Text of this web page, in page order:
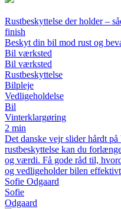
Rustbeskyttelse der holder –
finish
Beskyt din bil mod rust og
Bil værksted
Bil værksted
Rustbeskyttelse
Bilpleje
Vedligeholdelse
Bil
Vinterklargøring
2 min
Det danske vejr slider hårdt
rustbeskyttelse kan du
og værdi. Få gode råd til,
og vedligeholder bilen
Sofie Odgaard
Sofie
Odgaard